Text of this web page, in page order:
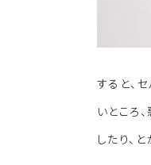
すると、
いところ
したり、と